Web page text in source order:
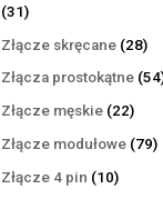
3131
produktów
Złącze skręcane 2828
Złącza prostokątne 54
Złącze męskie 2222
Złącze modułowe 7979
Złącze 4 pin 1010